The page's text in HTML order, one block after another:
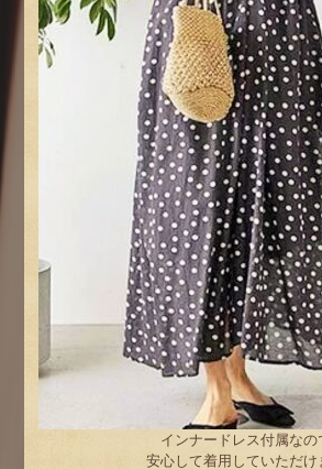
インナードレス付属なの
安心して着用していただけ